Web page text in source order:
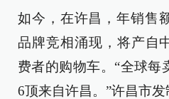
如今，在许昌，年销售
品牌竞相涌现，将产自
费者的购物车。“全球每
6顶来自许昌。”许昌市